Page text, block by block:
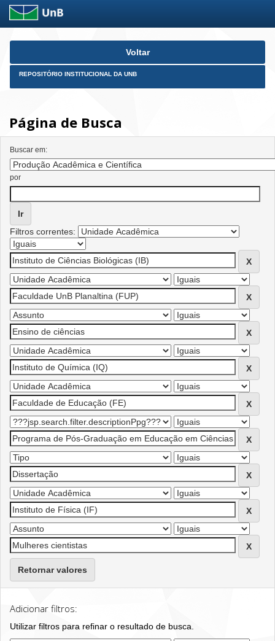
Skip
Voltar
REPOSITÓRIO INSTITUCIONAL DA UNB
Página de Busca
Buscar em:
por
Filtros correntes:
Retornar valores
Adicionar filtros:
Utilizar filtros para refinar o resultado de busca.